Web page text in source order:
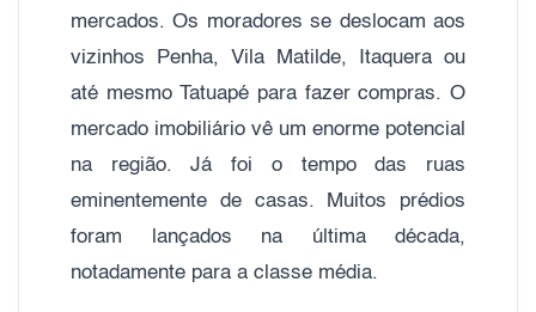
mercados. Os moradores se deslocam aos
vizinhos Penha, Vila Matilde, Itaquera ou
até mesmo Tatuapé para fazer compras. O
mercado imobiliário vê um enorme potencial
na região. Já foi o tempo das ruas
eminentemente de casas. Muitos prédios
foram lançados na última década,
notadamente para a classe média.